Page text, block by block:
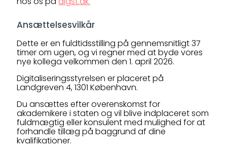
Ansættelsesvilkår
Dette er en fuldtidsstilling på gennemsnitligt 37
timer om ugen, og vi regner med at byde vores
nye kollega velkommen den 1. april 2026.
Digitaliseringsstyrelsen er placeret på
Landgreven 4, 1301 København.
Du ansættes efter overenskomst for
akademikere i staten og vil blive indplaceret som
fuldmægtig eller konsulent med mulighed for at
forhandle tillæg på baggrund af dine
kvalifikationer.